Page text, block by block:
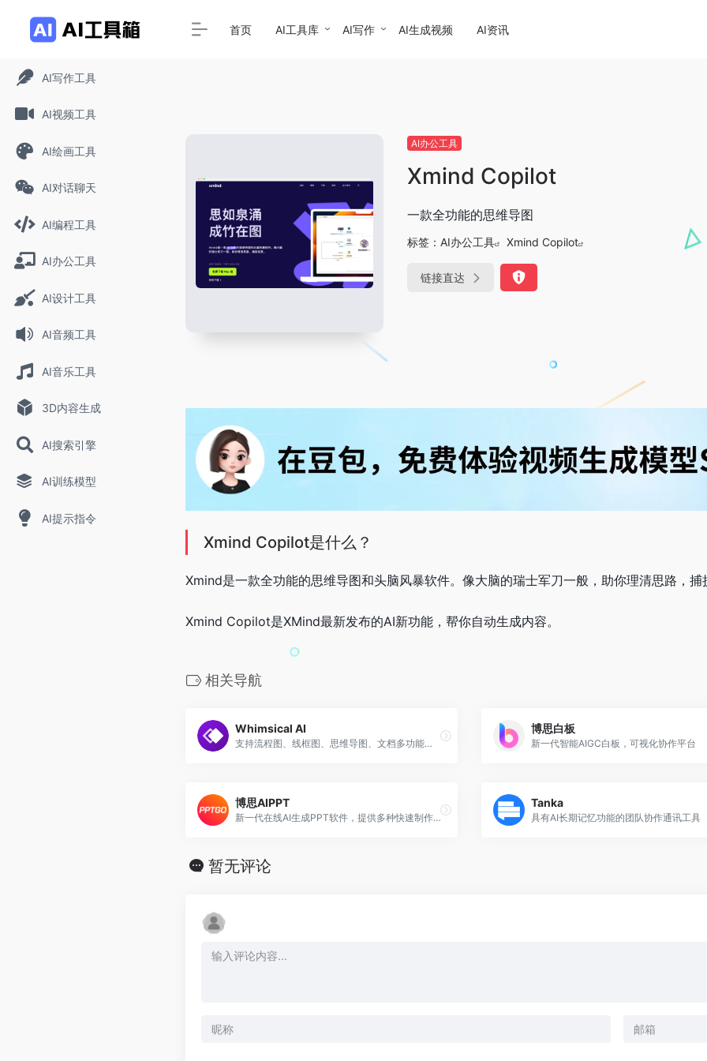
AI写作工具
AI视频工具
AI绘画工具
AI对话聊天
AI编程工具
AI办公工具
AI设计工具
AI音频工具
AI音乐工具
3D内容生成
AI搜索引擎
AI训练模型
AI提示指令
首页 AI工具库 AI写作 AI生成视频 AI资讯
AI办公工具
Xmind Copilot
一款全功能的思维导图
标签： AI办公工具 Xmind Copilot
链接直达
Xmind Copilot是什么？
Xmind是一款全功能的思维导图和头脑风暴软件。像大脑的瑞士军刀一般，助你理清思路，捕
Xmind Copilot是XMind最新发布的AI新功能，帮你自动生成内容。
相关导航
Whimsical AI
支持流程图、线框图、思维导图、文档多功能编辑的产品
博思白板
新一代智能AIGC白板，可视化协作平台
博思AIPPT
新一代在线AI生成PPT软件，提供多种快速制作PPT的方式
Tanka
具有AI长期记忆功能的团队协作通讯工具
暂无评论